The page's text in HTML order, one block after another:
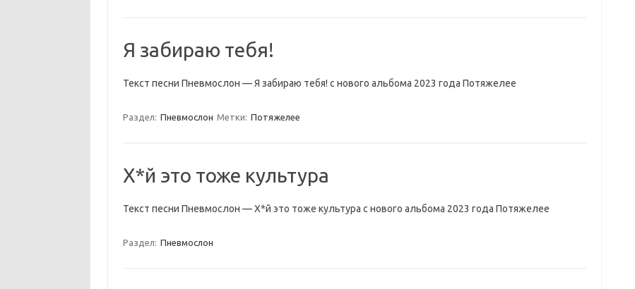
Я забираю тебя!
Текст песни Пневмослон — Я забираю тебя! с нового альбома 2023 года Потяжелее
Раздел: Пневмослон Метки: Потяжелее
Х*й это тоже культура
Текст песни Пневмослон — Х*й это тоже культура с нового альбома 2023 года Потяжелее
Раздел: Пневмослон